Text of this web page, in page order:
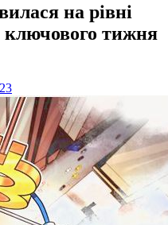
на рівні
ключового тижня